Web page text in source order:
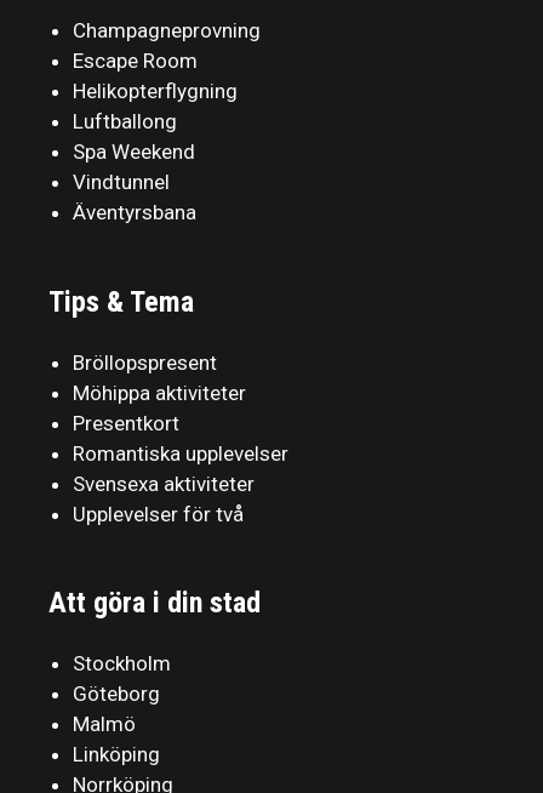
Champagneprovning
Escape Room
Helikopterflygning
Luftballong
Spa Weekend
Vindtunnel
Äventyrsbana
Tips & Tema
Bröllopspresent
Möhippa aktiviteter
Presentkort
Romantiska upplevelser
Svensexa aktiviteter
Upplevelser för två
Att göra i din stad
Stockholm
Göteborg
Malmö
Linköping
Norrköping